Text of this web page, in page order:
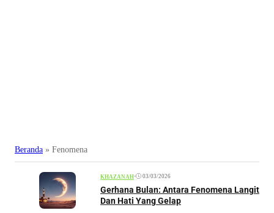
Beranda » Fenomena
KHAZANAH• 03/03/2026
Gerhana Bulan: Antara Fenomena Langit
Dan Hati Yang Gelap